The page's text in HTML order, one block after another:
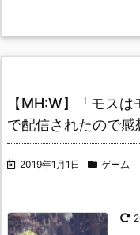
【MH:W】「モス
で配信されたので感
2019年1月1日 ゲーム